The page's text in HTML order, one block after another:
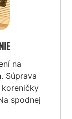
na
Súprava
spodnej